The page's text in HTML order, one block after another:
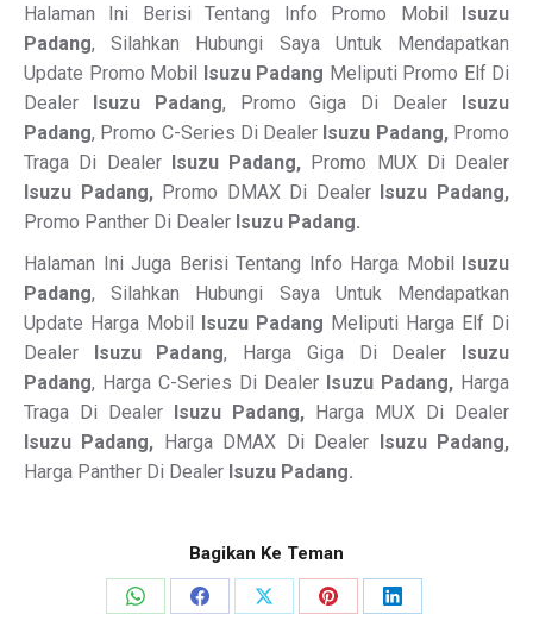
Halaman Ini Berisi Tentang Info Promo Mobil Isuzu
Padang, Silahkan Hubungi Saya Untuk Mendapatkan
Update Promo Mobil Isuzu Padang Meliputi Promo Elf Di
Dealer Isuzu Padang, Promo Giga Di Dealer Isuzu
Padang, Promo C-Series Di Dealer Isuzu Padang, Promo
Traga Di Dealer Isuzu Padang, Promo MUX Di Dealer
Isuzu Padang, Promo DMAX Di Dealer Isuzu Padang,
Promo Panther Di Dealer Isuzu Padang.
Halaman Ini Juga Berisi Tentang Info Harga Mobil Isuzu
Padang, Silahkan Hubungi Saya Untuk Mendapatkan
Update Harga Mobil Isuzu Padang Meliputi Harga Elf Di
Dealer Isuzu Padang, Harga Giga Di Dealer Isuzu
Padang, Harga C-Series Di Dealer Isuzu Padang, Harga
Traga Di Dealer Isuzu Padang, Harga MUX Di Dealer
Isuzu Padang, Harga DMAX Di Dealer Isuzu Padang,
Harga Panther Di Dealer Isuzu Padang.
Bagikan Ke Teman
Share Share Share Share Share